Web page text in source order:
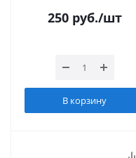
250руб./шт
В корзину